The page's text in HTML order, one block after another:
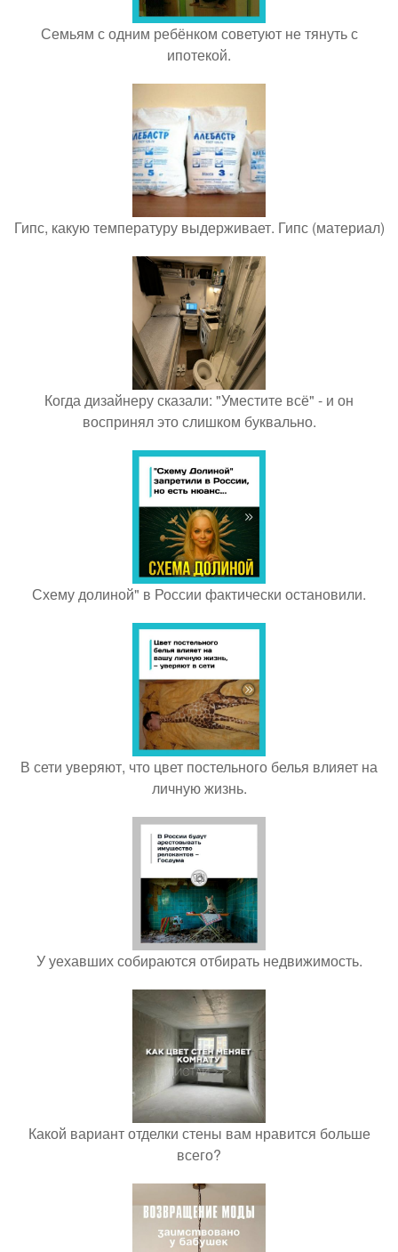
Семьям с одним ребёнком советуют не тянуть с
ипотекой.
Гипс, какую температуру выдерживает. Гипс (материал)
Когда дизайнеру сказали: "Уместите всё" - и он
воспринял это слишком буквально.
Схему долиной" в России фактически остановили.
В сети уверяют, что цвет постельного белья влияет на
личную жизнь.
У уехавших собираются отбирать недвижимость.
Какой вариант отделки стены вам нравится больше
всего?